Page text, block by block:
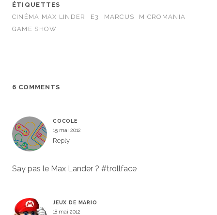
ÉTIQUETTES
CINÉMA MAX LINDER
E3 MARCUS
MICROMANIA
GAME SHOW
6 COMMENTS
COCOLE
15 mai 2012
Reply
Say pas le Max Lander ? #trollface
JEUX DE MARIO
18 mai 2012